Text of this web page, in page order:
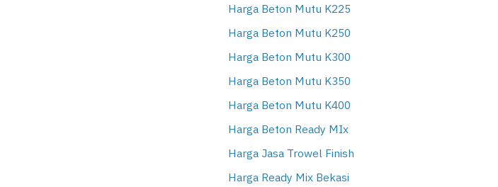
Harga Beton Mutu K225
Harga Beton Mutu K250
Harga Beton Mutu K300
Harga Beton Mutu K350
Harga Beton Mutu K400
Harga Beton Ready MIx
Harga Jasa Trowel Finish
Harga Ready Mix Bekasi